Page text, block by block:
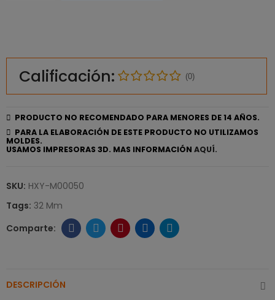
Calificación: (0)
PRODUCTO NO RECOMENDADO PARA MENORES DE 14 AÑOS.
PARA LA ELABORACIÓN DE ESTE PRODUCTO NO UTILIZAMOS
MOLDES.
USAMOS IMPRESORAS 3D. MAS INFORMACIÓN AQUÍ.
SKU: HXY-M00050
Tags: 32 Mm
DESCRIPCIÓN